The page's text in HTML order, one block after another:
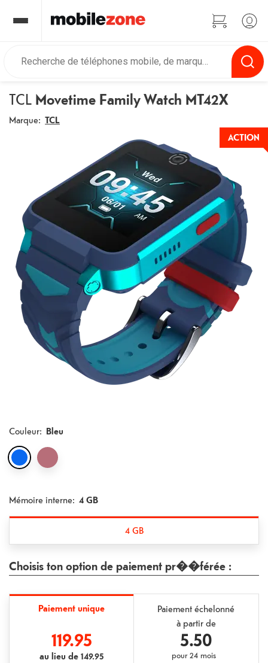
TCL Movetime Family Watch MT42X
Marque: TCL
ACTION
Couleur: Bleu
Mémoire interne: 4 GB
4 GB
Choisis ton option de paiement pr��férée :
Paiement unique
119.95
au lieu de149.95
Paiement échelonné
à partir de
5.50
pour24 mois